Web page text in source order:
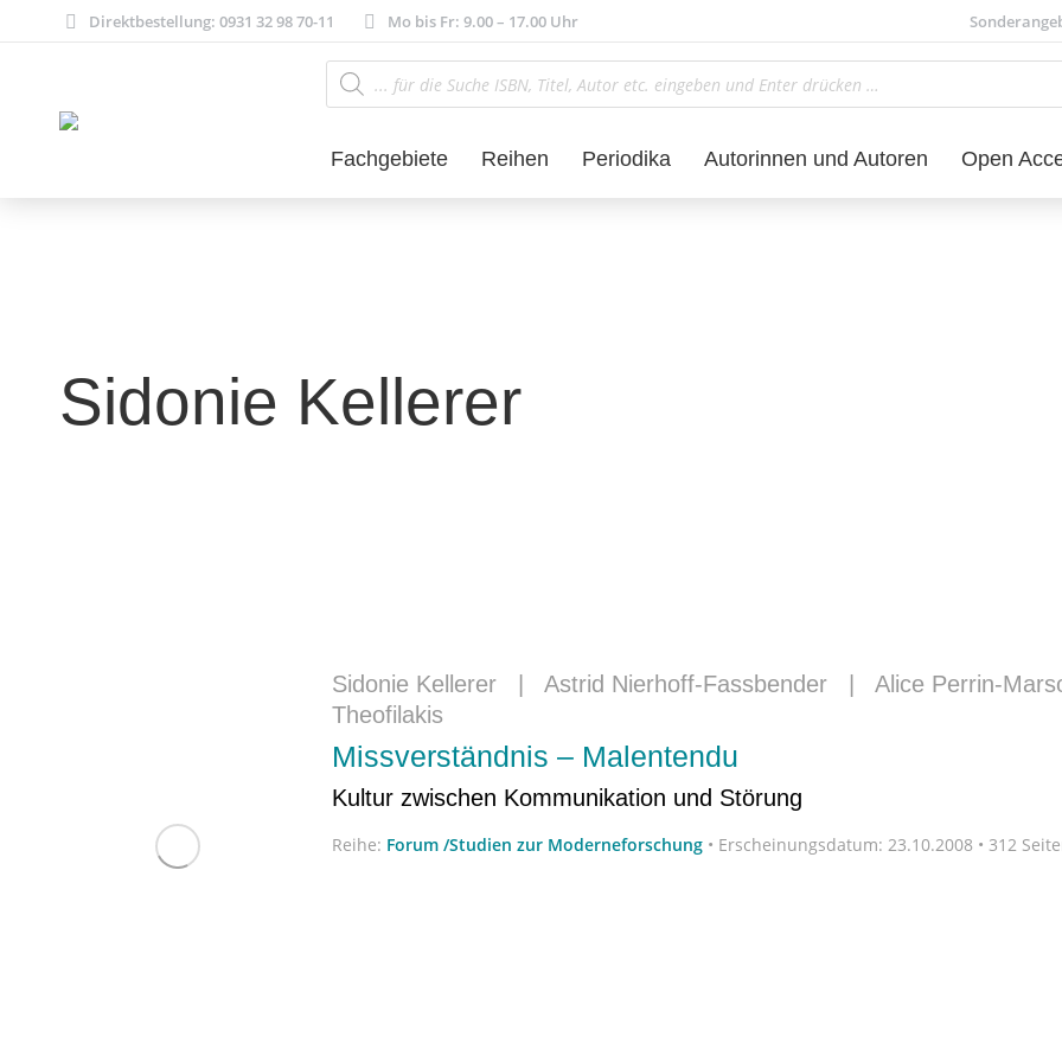
Direktbestellung: 0931 32 98 70-11 Mo bis Fr: 9.00 – 17.00 Uhr
Products
search
Fachgebiete Reihen Periodika Autorinnen und Autoren Open
Sidonie Kellerer
Sidonie Kellerer Astrid Nierhoff-Fassbender Alice Perrin-
Theofilakis
Missverständnis – Malentendu
Kultur zwischen Kommunikation und Störung
Reihe: Forum /Studien zur Moderneforschung • Erscheinungsdatum: 23.10.2008 • 312